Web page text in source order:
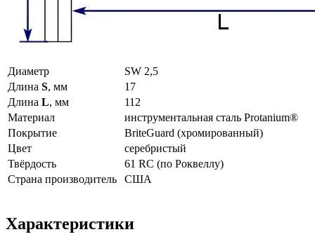
Диаметр
SW 2,5
Длина S, мм
17
Длина L, мм
112
Материал
инструментальная сталь Protanium®
Покрытие
BriteGuard (хромированный)
Цвет
серебристый
Твёрдость
61 RC (по Роквеллу)
Страна производитель
США
Характеристики